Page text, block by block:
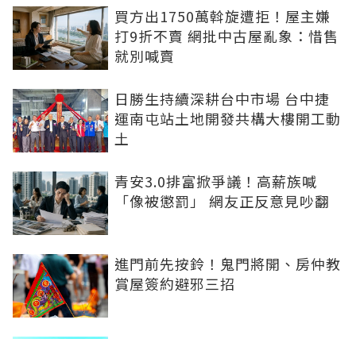
買方出1750萬斡旋遭拒！屋主嫌
打9折不賣 網批中古屋亂象：惜售
就別喊賣
日勝生持續深耕台中市場 台中捷
運南屯站土地開發共構大樓開工動
土
青安3.0排富掀爭議！高薪族喊
「像被懲罰」 網友正反意見吵翻
進門前先按鈴！鬼門將開、房仲教
賞屋簽約避邪三招